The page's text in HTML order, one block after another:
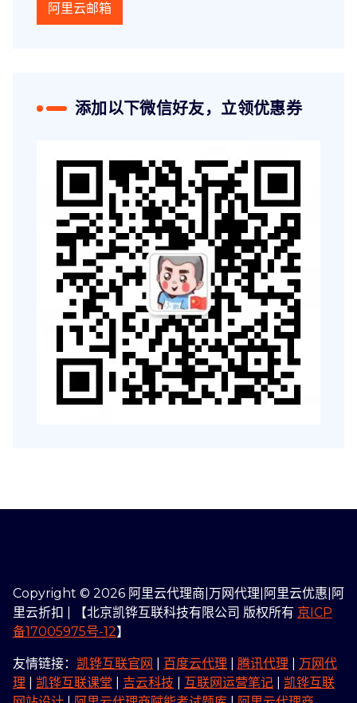
阿里云邮箱
添加以下微信好友，立领优惠券
Copyright © 2026 阿里云代理商|万网代理|阿里云优惠|阿
里云折扣 | 【北京凯铧互联科技有限公司 版权所有 京ICP
备17005975号-12】
友情链接： 凯铧互联官网 百度云代理 腾讯代理
万网代
理
凯铧互联课堂 吉云科技 互联网运营笔记
凯铧互联